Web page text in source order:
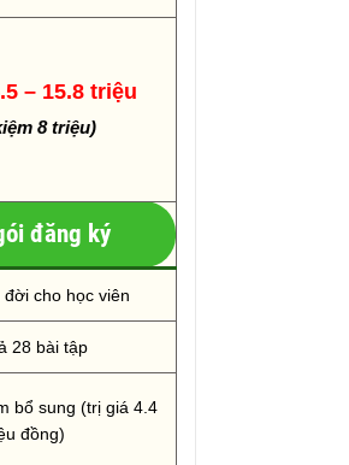
– 15.8 triệu
8 triệu)
đăng ký
cho học viên
28 bài tập
bổ sung (trị giá 4.4
đồng)